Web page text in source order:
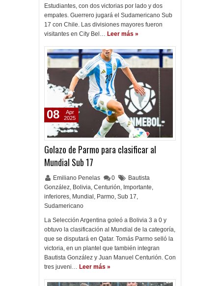
Estudiantes, con dos victorias por lado y dos
empates. Guerrero jugará el Sudamericano Sub
17 con Chile. Las divisiones mayores fueron
visitantes en City Bel… Leer más »
Golazo de Parmo para clasificar al
Mundial Sub 17
Emiliano Penelas 0
Bautista
González, Bolivia, Centurión, Importante,
inferiores, Mundial , Parmo, Sub 17,
Sudamericano
La Selección Argentina goleó a Bolivia 3 a 0 y
obtuvo la clasificación al Mundial de la categoría,
que se disputará en Qatar. Tomás Parmo selló la
victoria, en un plantel que también integran
Bautista González y Juan Manuel Centurión. Con
tres juveni… Leer más »
08
Apr
2025